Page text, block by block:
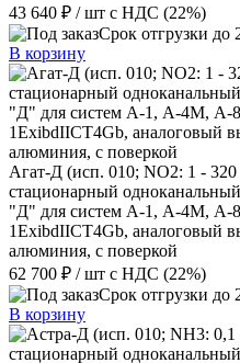
43 640 ₽ / шт с НДС (22%)
Срок отгрузки до
В корзину
Агат-Д (исп. 010; NO2: 1 -
стационарный
"Д" для систем А-1, А-4М, А-
1ExibdIICT4Gb, аналоговый
алюминия, с поверкой
62 700 ₽ / шт с НДС (22%)
Срок отгрузки до
В корзину